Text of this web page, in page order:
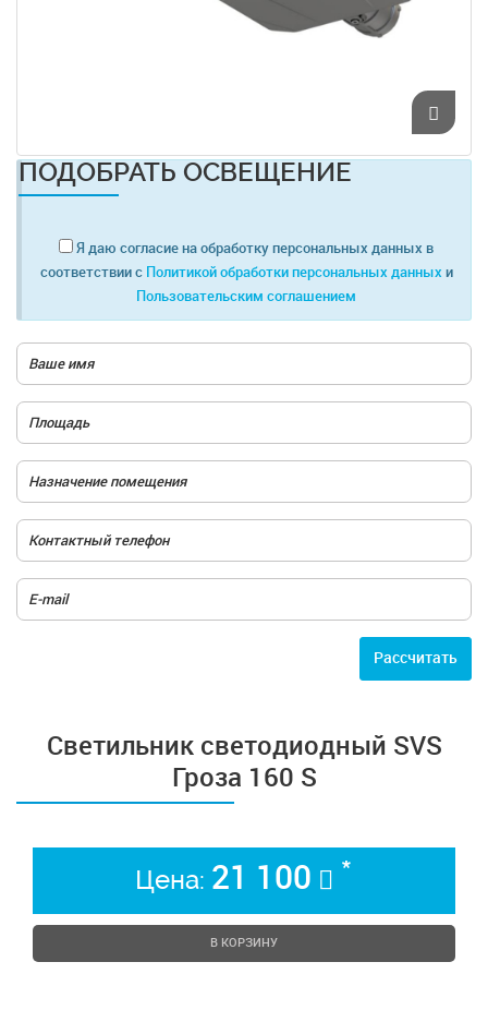
ПОДОБРАТЬ ОСВЕЩЕНИЕ
Я даю согласие на обработку персональных данных в
соответствии с Политикой обработки персональных данных и
Пользовательским соглашением
Расcчитать
Светильник светодиодный SVS
Гроза 160 S
Цена: 21 100 *
В КОРЗИНУ